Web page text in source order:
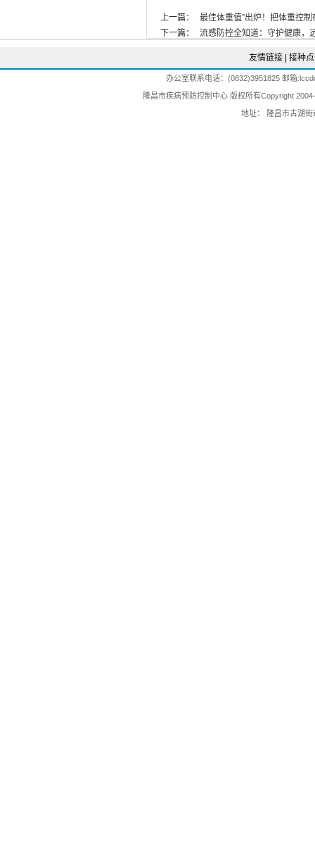
上一篇：
最佳体重值”出炉！把体重控
下一篇：
流感防控全知道：守护健康，
友情链接 接种
办公室联系电话：(0832)3951825 邮箱
隆昌市疾病预防控制中心 版权所有Copyright
地址： 隆昌市古湖